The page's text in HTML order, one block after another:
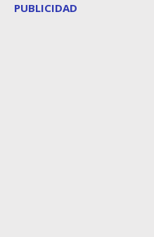
PUBLICIDAD